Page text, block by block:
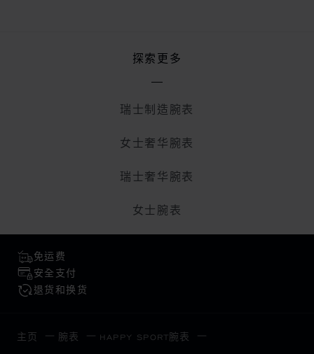
探索更多
瑞士制造腕表
女士奢华腕表
瑞士奢华腕表
女士腕表
免运费
安全支付
退货和换货
主页 腕表 HAPPY SPORT腕表